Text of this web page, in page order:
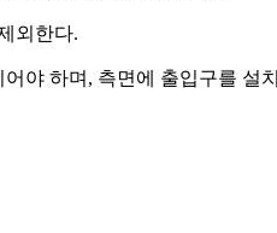
외한다.
야 하며, 측면에 출입구를 설